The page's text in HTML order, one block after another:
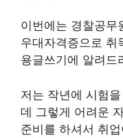
이번에는 경찰공무
우대자격증으로 취
용글쓰기에 알려드
저는 작년에 시험
데 그렇게 어려운
준비를 하셔서 취